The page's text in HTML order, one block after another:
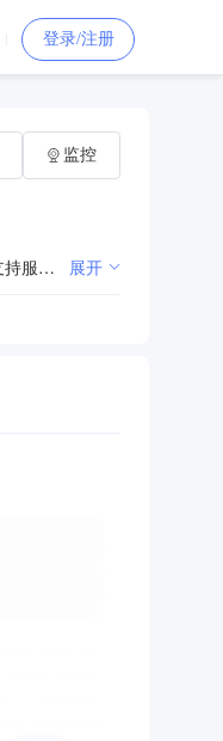
登录/注册
一般项目：技术服务、技术开发、技术咨询、技术交流、技术转让、技术推广；人工智能应用软件开发；软件开发；大数据服务；数据处理和存储支持服务；互联网数据服务；市场调查（不含涉外调查）；社会调查（不含涉外调查）；社会经济咨询服务；社会稳定风险评估；信息技术咨询服务；政策法规课题研究；企业管理咨询；咨询策划服务；科技中介服务；财政资金项目预算绩效评价服务；规划设计管理；物业服务评估；信息咨询服务（不含许可类信息咨询服务）；市场营销策划；会议及展览服务；地理遥感信息服务；城乡市容管理；环保咨询服务；环境保护监测；生态资源监测；教育咨询服务（不含涉许可审批的教育培训活动）；养老服务；软件销售；软件外包服务；信息系统集成服务；信息系统运行维护服务；计算机系统服务；物联网技术服务；物联网应用服务；物联网设备销售；智能农业管理；与农业生产经营有关的技术、信息、设施建设运营等服务；区块链技术相关软件和服务；业务培训（不含教育培训、职业技能培训等需取得许可的培训）；人力资源服务（不含职业中介活动、劳务派遣服务）；旅游开发项目策划咨询；承接档案服务外包（除许可业务外，可自主依法经营法律法规非禁止或限制的项目）许可项目：劳务派遣服务；第一类增值电信业务；第二类增值电信业务；呼叫中心；涉外调查；测绘服务（依法须经批准的项目，经相关部门批准后方可开展经营活动，具体经营项目以相关部门批准文件或许可证件为准） 展开
监控